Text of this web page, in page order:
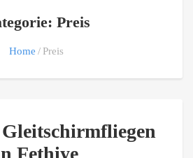
Preis
Home Preis
Fethiye